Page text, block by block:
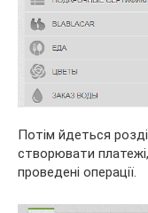
Потім йдеться
створювати
проведені операції.